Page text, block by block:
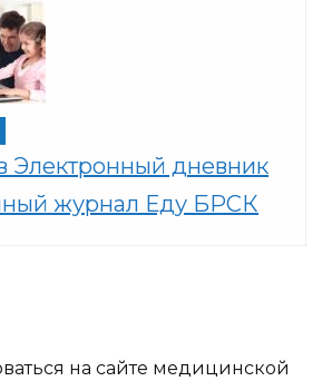
Электронный дневник
журнал Еду БРСК
на сайте медицинской